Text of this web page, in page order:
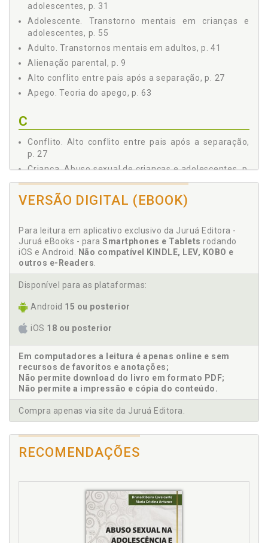
adolescentes, p. 31
Adolescente. Transtorno mentais em crianças e
adolescentes, p. 55
Adulto. Transtornos mentais em adultos, p. 41
Alienação parental, p. 9
Alto conflito entre pais após a separação, p. 27
Apego. Teoria do apego, p. 63
C
Conflito. Alto conflito entre pais após a separação,
p. 27
Criança. Abuso sexual de crianças e adolescentes, p.
31
Criança. Entrevista com a criança, p. 97
Criança. Transtorno mentais em crianças e
Cuidador. Pernoites de bebês com o cuidador não
residente, p. 81
E
I
Interação. Observação da interação entre pais e
filho(s), p. 93
Introdução, p. 7
P
Pais. Entrevistas com os pais, p. 89
Parentalidade. Planos parentais, p. 75
Pernoites de bebês com o cuidador não residente, p.
Referências, p. 101
Relocação, p. 87
VERSÃO DIGITAL (EBOOK)
Para leitura em aplicativo exclusivo da Juruá Editora -
Juruá eBooks - para Smartphones e Tablets rodando
iOS e Android. Não compatível KINDLE, LEV, KOBO e
outros e-Readers.
Disponível para as plataformas:
Android 15 ou posterior
iOS 18 ou posterior
Em computadores a leitura é apenas online e sem
recursos de favoritos e anotações;
Não permite download do livro em formato PDF;
Não permite a impressão e cópia do conteúdo.
Compra apenas via site da Juruá Editora.
RECOMENDAÇÕES